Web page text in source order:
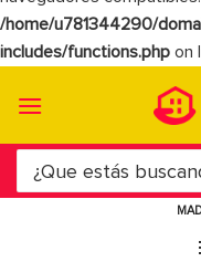
/home/u781344290/
includes/functions.php on
Buscar
por: